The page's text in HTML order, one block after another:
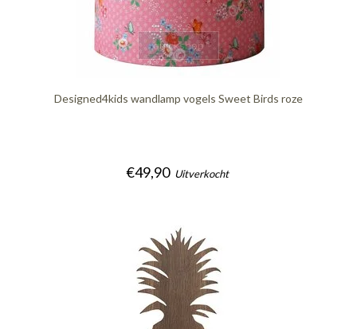
quickshop
Designed4kids wandlamp vogels Sweet Birds roze
€49,90 Uitverkocht